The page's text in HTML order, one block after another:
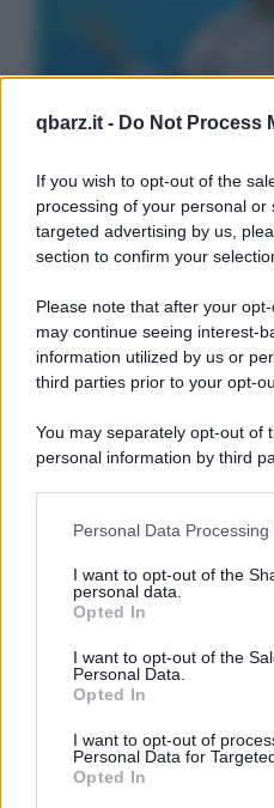
qbarz.it - Do Not Process
If you wish to opt-out of the
processing of your personal
targeted advertising by us,
section to confirm your
Please note that after your
may continue seeing interest-
information utilized by us or
third parties prior to your opt-
You may separately opt-out of
personal information by third
This information may also be
disclose it to other third
Please note that this website/
services and may gather and
not limited to your visit or
grant or deny consent to
consent section.
Personal Data
I want to opt-out of the
personal data.
Opted In
I want to opt-out of the
Personal Data.
Opted In
I want to opt-out of
Personal Data for
Opted In